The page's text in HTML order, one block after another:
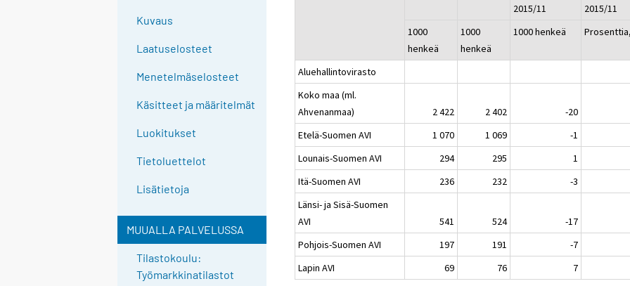
Kuvaus
Laatuselosteet
Menetelmäselosteet
Käsitteet ja määritelmät
Luokitukset
Tietoluettelot
Lisätietoja
MUUALLA PALVELUSSA
Tilastokoulu:
Työmarkkinatilastot
2015/11
2015/11
1000
henkeä
1000
henkeä
1000 henkeä
Aluehallintovirasto
Koko maa (ml.
Ahvenanmaa)
2 422 2 402 -20
Etelä-Suomen AVI
1 070 1 069 -1
Lounais-Suomen AVI
294 295 1
Itä-Suomen AVI
236 232 -3
Länsi- ja Sisä-Suomen
AVI
541 524 -17
Pohjois-Suomen AVI
197 191 -7
Lapin AVI
69 76 7